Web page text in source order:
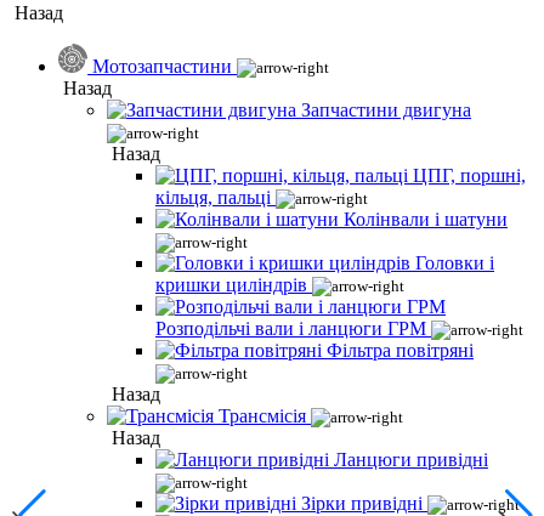
Назад
Мотозапчастини
Назад
Запчастини двигуна
Назад
ЦПГ, поршні,
кільця, пальці
Колінвали і шатуни
Головки і
кришки циліндрів
Розподільчі вали і ланцюги ГРМ
Фільтра повітряні
Назад
Трансмісія
Назад
Ланцюги привідні
Зірки привідні